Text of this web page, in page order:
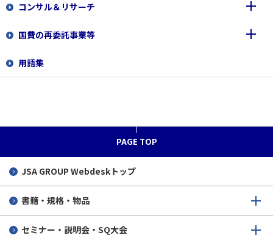
ISO/TC 268/SC 1（スマート都市インフラ）
ISO/TC 308(加工・流通過程の管理)
ISO/TC 312（サービスエクセレンス）
ISO/TC 321（電子商取引におけるトランザクション保証）
ISO/TC 322（サステイナブルファイナンス）
ISO/TC 324（シェアリングエコノミー）
IEC/TC 1（用語）
サービス関連規格（国内）
CSBとしてのパブリックコメントの実施
JIS原案作成公募制度
JIS原案作成テンプレート
WTO/TBT通報 団体規格情報
作業計画の公表
作業計画の公表
意見受付公告
JISマーク表示制度
ISOlutions 利用登録
報告会・交流会・講演会
多国間・二国間連携
ISO/IECの規定・政策等
国際会議出席旅費の補助事業（JKA補助事業）
ISO/IEC国際標準化人材育成講座（通称ヤンプロ）
ルール形成戦略研修
IEC活動推進会議
コンサル＆リサーチ
トップ
フェロー活動実績
国費の再委託事業等
トップ
用語集
PAGE TOP
JSA GROUP Webdeskトップ
書籍・規格・物品
セミナー・説明会・SQ大会